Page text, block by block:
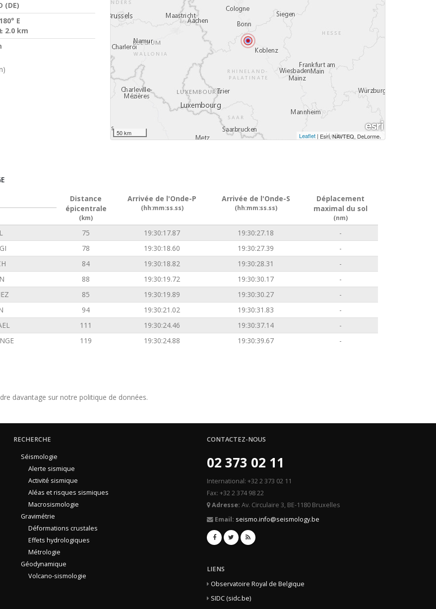
(DE)
E
2.0 km
50 km Leaflet | Esri, NAVTEQ, DeLorme,
Distance
épicentrale
(km)
Arrivée de l'Onde-P
(hh:mm:ss.ss)
Arrivée de l'Onde-S
(hh:mm:ss.ss)
Déplacement
maximal du sol
(nm)
75 19:30:17.87 19:30:27.18
-
78 19:30:18.60 19:30:27.39
-
84 19:30:18.82 19:30:28.31
-
88 19:30:19.72 19:30:30.17
-
85 19:30:19.89 19:30:30.27
-
94 19:30:21.02 19:30:31.83
-
111 19:30:24.46 19:30:37.14
-
119 19:30:24.88 19:30:39.67 -
davantage sur notre politique de données.
RECHERCHE
Séismologie
Alerte sismique
Activité sismique
Aléas et risques sismiques
Macrosismologie
Gravimétrie
Déformations crustales
Effets hydrologiques
Métrologie
Géodynamique
Volcano-sismologie
CONTACTEZ-NOUS
02 373 02 11
International: +32 2 373 02 11
Fax: +32 2 374 98 22
Adresse: Av. Circulaire 3, BE-1180 Bruxelles
Email: seismo.info@seismology.be
LIENS
Observatoire Royal de Belgique
SIDC (sidc.be)